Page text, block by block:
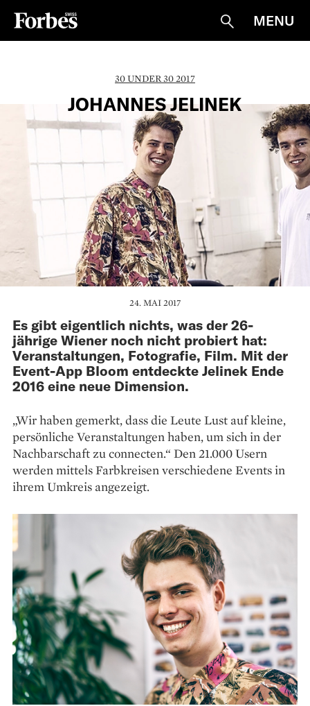
Suche
MENU
30 UNDER 30 2017
JOHANNES JELINEK
24. MAI 2017
Es gibt eigentlich nichts, was der 26-
jährige Wiener noch nicht probiert hat:
Veranstaltungen, Fotografie, Film. Mit der
Event-App Bloom entdeckte Jelinek Ende
2016 eine neue Dimension.
„Wir haben gemerkt, dass die Leute Lust auf kleine,
persönliche Veranstaltungen haben, um sich in der
Nachbarschaft zu connecten.“ Den 21.000 Usern
werden mittels Farbkreisen verschiedene Events in
ihrem Umkreis angezeigt.